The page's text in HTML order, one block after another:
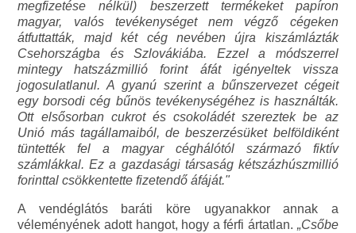
megfizetése nélkül) beszerzett termékeket papíron
magyar, valós tevékenységet nem végző cégeken
átfuttatták, majd két cég nevében újra kiszámlázták
Csehországba és Szlovákiába. Ezzel a módszerrel
mintegy hatszázmillió forint áfát igényeltek vissza
jogosulatlanul. A gyanú szerint a bűnszervezet cégeit
egy borsodi cég bűnös tevékenységéhez is használták.
Ott elsősorban cukrot és csokoládét szereztek be az
Unió más tagállamaiból, de beszerzésüket belföldiként
tüntették fel a magyar céghálótól származó fiktív
számlákkal. Ez a gazdasági társaság kétszázhúszmillió
forinttal csökkentette fizetendő áfáját."
A vendéglátós baráti köre ugyanakkor annak a
véleményének adott hangot, hogy a férfi ártatlan. „Csőbe